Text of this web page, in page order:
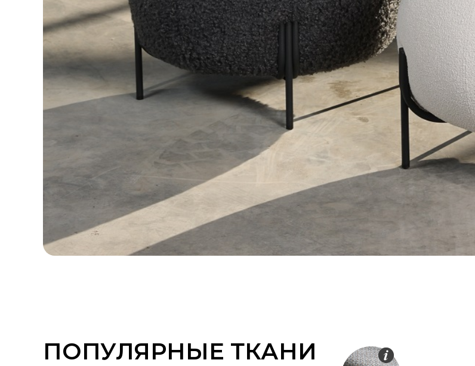
ПОПУЛЯРНЫЕ ТКАНИ